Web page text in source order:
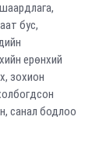
бус,
ерөнхий
зохион
санал бодлоо